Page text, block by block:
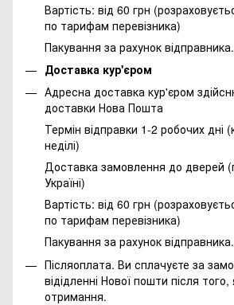
Вартість: від 60 грн
по тарифам перевізника)
Пакування за рахунок відправника.
Доставка кур'єром
Адресна доставка кур'єром
доставки Нова Пошта
Термін відправки 1-2 робочих дні
неділі)
Доставка замовлення до дверей
Україні)
Вартість: від 60 грн
по тарифам перевізника)
Пакування за рахунок відправника.
Післяоплата. Ви сплачуєте за
відідленні Нової пошти після
отримання.